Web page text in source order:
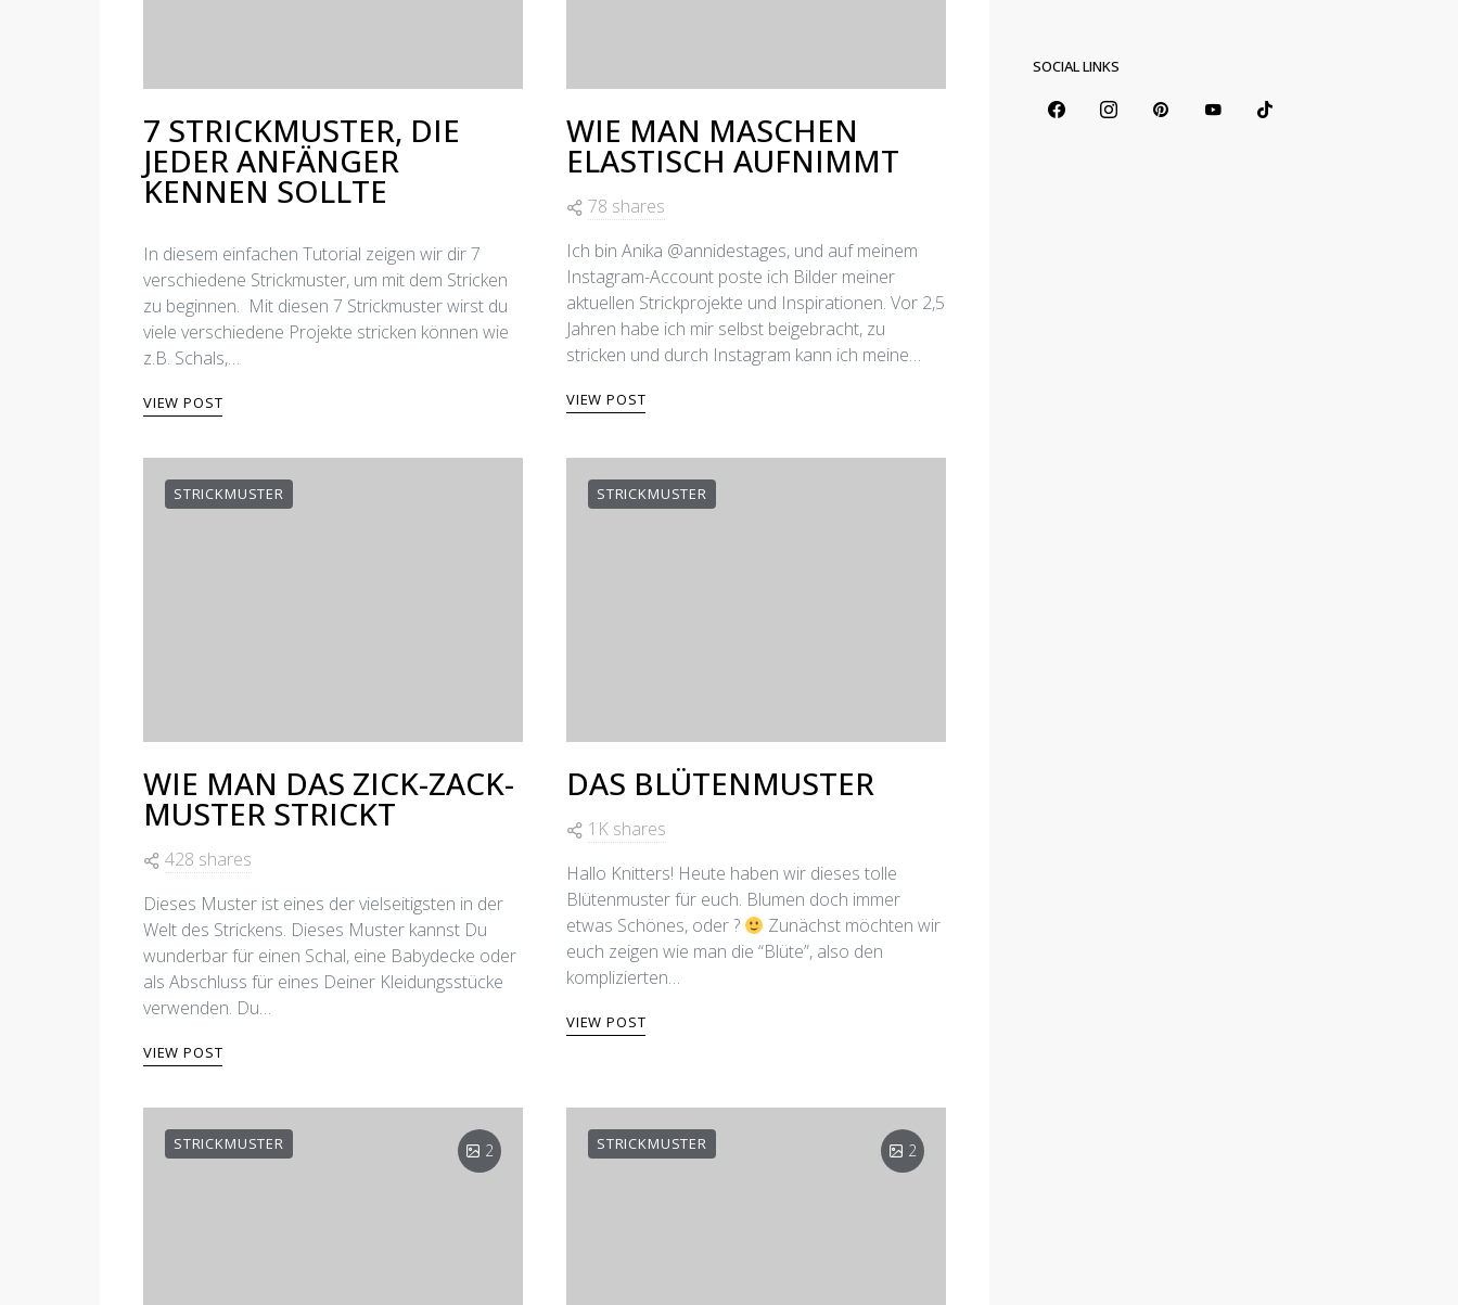
7 STRICKMUSTER, DIE
JEDER ANFÄNGER
KENNEN SOLLTE
In diesem einfachen Tutorial zeigen wir dir 7
verschiedene Strickmuster, um mit dem Stricken
zu beginnen. Mit diesen 7 Strickmuster wirst du
viele verschiedene Projekte stricken können wie
z.B. Schals,…
VIEW POST
WIE MAN MASCHEN
ELASTISCH AUFNIMMT
78 shares
Ich bin Anika @annidestages, und auf meinem
Instagram-Account poste ich Bilder meiner
aktuellen Strickprojekte und Inspirationen. Vor 2,5
Jahren habe ich mir selbst beigebracht, zu
stricken und durch Instagram kann ich meine…
VIEW POST
STRICKMUSTER
WIE MAN DAS ZICK-ZACK-
MUSTER STRICKT
428 shares
Dieses Muster ist eines der vielseitigsten in der
Welt des Strickens. Dieses Muster kannst Du
wunderbar für einen Schal, eine Babydecke oder
als Abschluss für eines Deiner Kleidungsstücke
verwenden. Du…
VIEW POST
STRICKMUSTER
DAS BLÜTENMUSTER
1K shares
Hallo Knitters! Heute haben wir dieses tolle
Blütenmuster für euch. Blumen doch immer
etwas Schönes, oder ?
Zunächst möchten wir
euch zeigen wie man die “Blüte”, also den
komplizierten…
VIEW POST
STRICKMUSTER 2 STRICKMUSTER 2
SOCIAL LINKS